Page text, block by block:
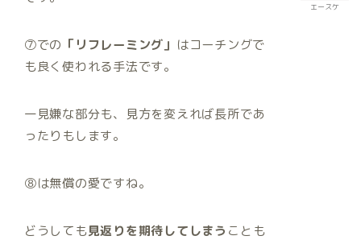
エースケ
⑦での 「リフレーミング」 はコーチングで
も良く使われる手法です。
一見嫌な部分も、見方を変えれば長所であ
ったりもします。
⑧は無償の愛ですね。
どうしても見返りを期待してしまう ことも